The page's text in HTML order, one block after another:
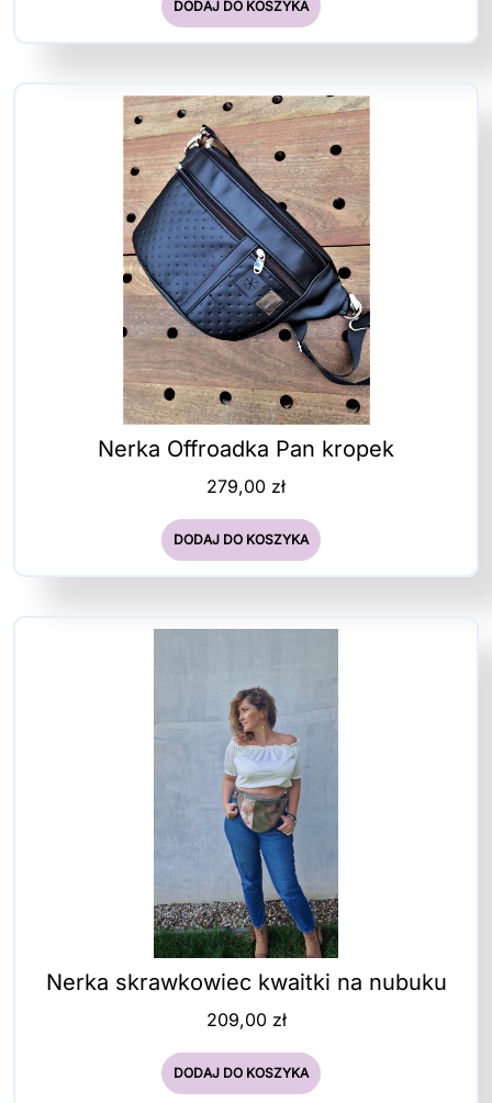
DODAJ DO KOSZYKA
Nerka Offroadka Pan kropek
279,00 zł
DODAJ DO KOSZYKA
Nerka skrawkowiec kwaitki na nubuku
209,00 zł
DODAJ DO KOSZYKA